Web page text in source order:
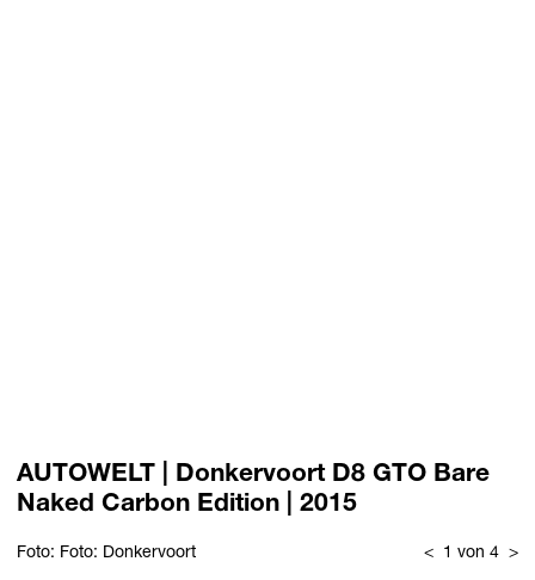
AUTOWELT | Donkervoort D8 GTO Bare
Naked Carbon Edition | 2015
Foto: Foto: Donkervoort < 1 von 4 >